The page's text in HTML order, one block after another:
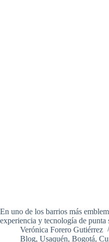
En uno de los barrios más
experiencia y tecnología de
Verónica Forero Gutiérrez
Blog, Usaquén, Bogotá,